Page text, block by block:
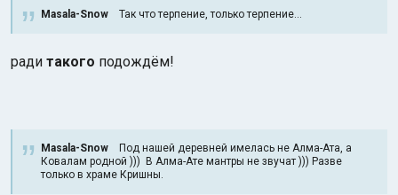
Masala-Snow Так что терпение, только терпение...
ради такого подождём!
Masala-Snow Под нашей деревней имелась не Алма-Ата, а
Ковалам родной ))) В Алма-Ате мантры не звучат ))) Разве
только в храме Кришны.